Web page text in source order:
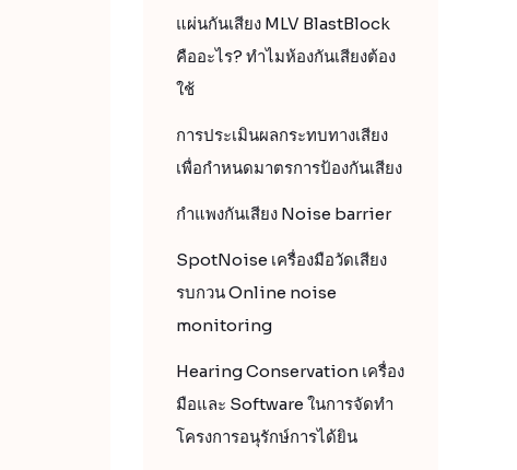
แผ่นกันเสียง MLV BlastBlock
คืออะไร? ทำไมห้องกันเสียงต้อง
ใช้
การประเมินผลกระทบทางเสียง
เพื่อกำหนดมาตรการป้องกันเสียง
กำแพงกันเสียง Noise barrier
SpotNoise เครื่องมือวัดเสียง
รบกวน Online noise
monitoring
Hearing Conservation เครื่อง
มือและ Software ในการจัดทำ
โครงการอนุรักษ์การได้ยิน